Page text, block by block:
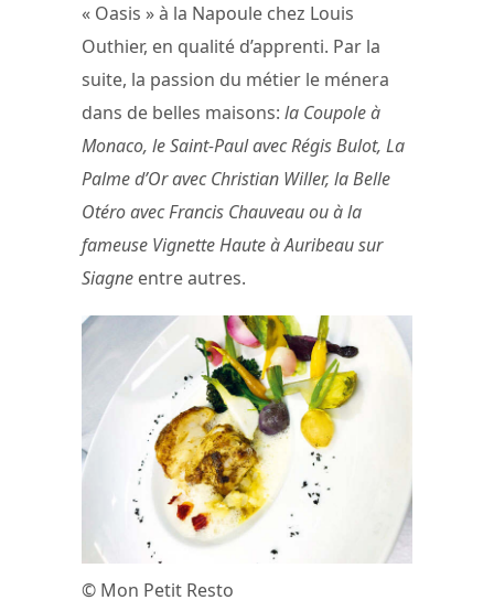
« Oasis » à la Napoule chez Louis
Outhier, en qualité d’apprenti. Par la
suite, la passion du métier le ménera
dans de belles maisons: la Coupole à
Monaco, le Saint-Paul avec Régis Bulot, La
Palme d’Or avec Christian Willer, la Belle
Otéro avec Francis Chauveau ou à la
fameuse Vignette Haute à Auribeau sur
Siagne entre autres.
© Mon Petit Resto